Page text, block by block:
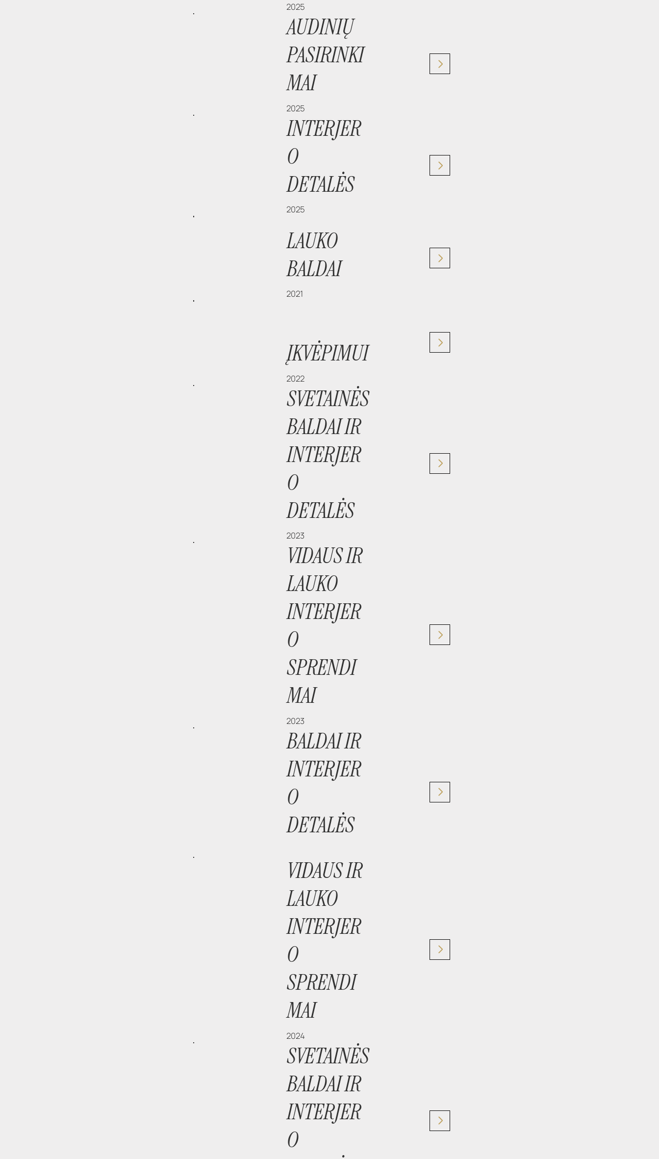
2025
AUDINIŲ
PASIRINKI
MAI
2025
INTERJER
O
DETALĖS
2025
LAUKO
BALDAI
2021
ĮKVĖPIMUI
2022
SVETAINĖS
BALDAI IR
INTERJER
O
DETALĖS
2023
VIDAUS IR
LAUKO
INTERJER
O
SPRENDI
MAI
2023
BALDAI IR
INTERJER
O
DETALĖS
VIDAUS IR
LAUKO
INTERJER
O
SPRENDI
MAI
2024
SVETAINĖS
BALDAI IR
INTERJER
O